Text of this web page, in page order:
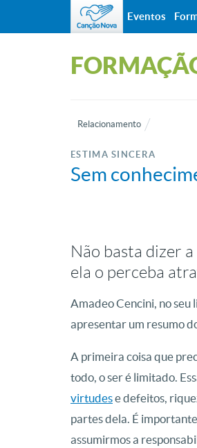
Relacionamento
ESTIMA SINCERA
Sem
Não basta dizer
ela o perceba
Amadeo Cencini, no seu
apresentar um resumo
A primeira coisa que
todo, o ser é limitado.
virtudese defeitos,
partes dela. É
assumirmos a
Eventos